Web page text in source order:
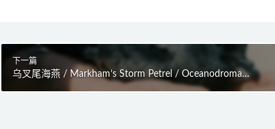
下一篇
乌叉尾海燕 / Markham’s Storm Petrel / Oceanodroma